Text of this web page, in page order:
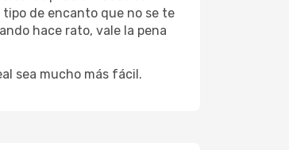
de encanto que no se te
hace rato, vale la pena
sea mucho más fácil.